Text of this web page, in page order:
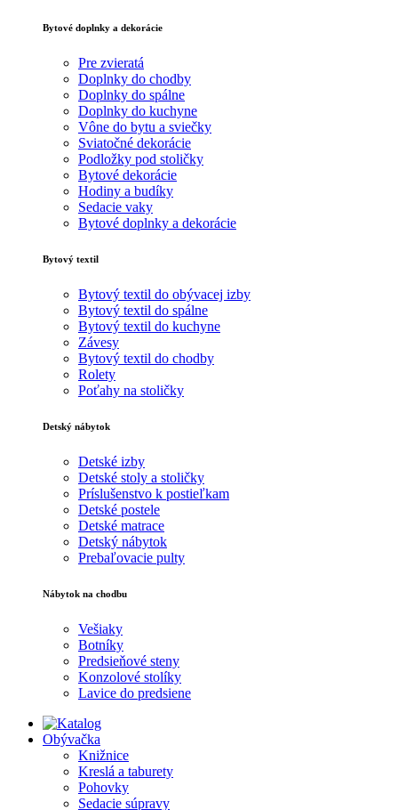
Bytové doplnky a dekorácie
Pre zvieratá
Doplnky do chodby
Doplnky do spálne
Doplnky do kuchyne
Vône do bytu a sviečky
Sviatočné dekorácie
Podložky pod stoličky
Bytové dekorácie
Hodiny a budíky
Sedacie vaky
Bytové doplnky a dekorácie
Bytový textil
Bytový textil do obývacej izby
Bytový textil do spálne
Bytový textil do kuchyne
Závesy
Bytový textil do chodby
Rolety
Poťahy na stoličky
Detský nábytok
Detské izby
Detské stoly a stoličky
Príslušenstvo k postieľkam
Detské postele
Detské matrace
Detský nábytok
Prebaľovacie pulty
Nábytok na chodbu
Vešiaky
Botníky
Predsieňové steny
Konzolové stolíky
Lavice do predsiene
Obývačka
Knižnice
Kreslá a taburety
Pohovky
Sedacie súpravy